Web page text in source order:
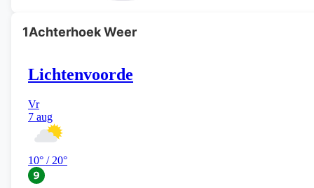
1Achterhoek Weer